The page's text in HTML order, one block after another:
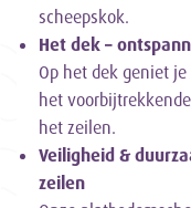
scheepskok.
Het dek –
Op het dek geniet
het
het zeilen.
Veiligheid &
zeilen